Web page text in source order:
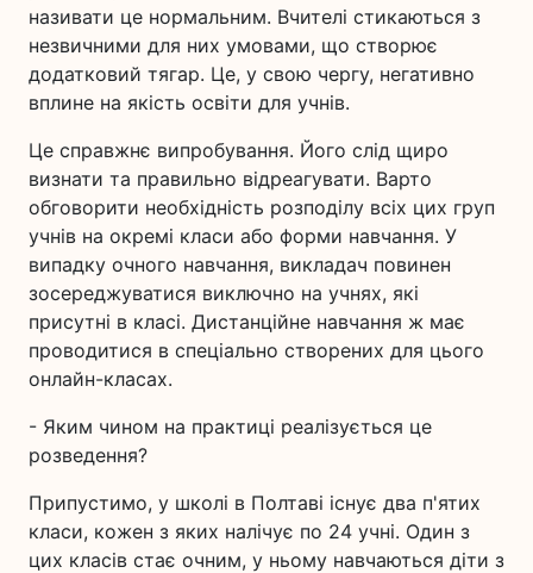
називати це нормальним. Вчителі стикаються з
незвичними для них умовами, що створює
додатковий тягар. Це, у свою чергу, негативно
вплине на якість освіти для учнів.
Це справжнє випробування. Його слід щиро
визнати та правильно відреагувати. Варто
обговорити необхідність розподілу всіх цих груп
учнів на окремі класи або форми навчання. У
випадку очного навчання, викладач повинен
зосереджуватися виключно на учнях, які
присутні в класі. Дистанційне навчання ж має
проводитися в спеціально створених для цього
онлайн-класах.
- Яким чином на практиці реалізується це
розведення?
Припустимо, у школі в Полтаві існує два п'ятих
класи, кожен з яких налічує по 24 учні. Один з
цих класів стає очним, у ньому навчаються діти з